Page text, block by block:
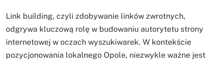
Link building, czyli zdobywanie linków zwrotnych,
odgrywa kluczową rolę w budowaniu autorytetu strony
internetowej w oczach wyszukiwarek. W kontekście
pozycjonowania lokalnego Opole, niezwykle ważne jest